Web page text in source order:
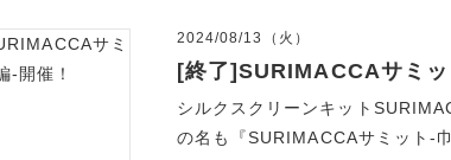
2024/08/13（火）
[終了]SURIMACCAサミッ
シルクスクリーンキット
の名も『SURIMACCAサミット-